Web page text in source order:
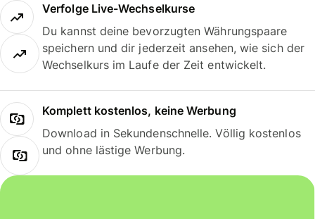
Verfolge Live-Wechselkurse
Du kannst deine bevorzugten Währungspaare
speichern und dir jederzeit ansehen, wie sich der
Wechselkurs im Laufe der Zeit entwickelt.
Komplett kostenlos, keine Werbung
Download in Sekundenschnelle. Völlig kostenlos
und ohne lästige Werbung.